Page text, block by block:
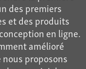
des premiers
et des produits
en ligne.
amélioré
proposons